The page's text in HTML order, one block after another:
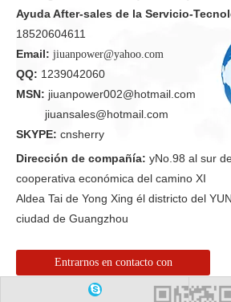
Ayuda After-sales de la Servicio-
18520604611
Email: jiuanpower@yahoo.com
QQ: 1239042060
MSN: jiuanpower002@hotmail.com
jiuansales@hotmail.com
SKYPE: cnsherry
Dirección de compañía: yNo.98 al sur
cooperativa económica del camino XI
Aldea Tai de Yong Xing él districto del
ciudad de Guangzhou
Entrarnos en contacto con